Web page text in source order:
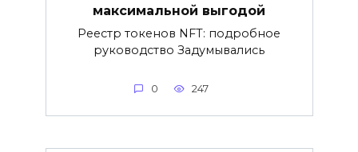
максимальной выгодой
Реестр токенов NFT: подробное
руководство Задумывались
0 247